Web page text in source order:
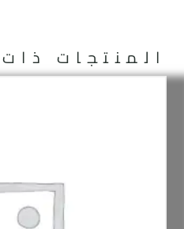
المنتجات